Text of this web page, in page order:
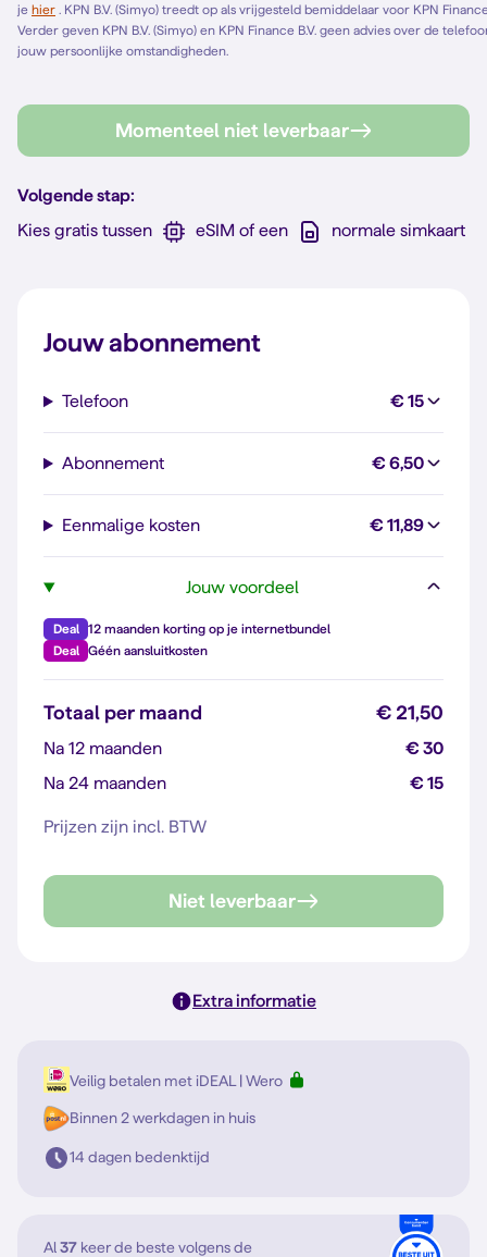
je hier
Verder geven KPN B.V. (Simyo) en KPN Finance B.V. geen advies over de
jouw persoonlijke omstandigheden.
Momenteel niet leverbaar
Volgende stap:
Kies gratis tussen
eSIM of een normale simkaart
Jouw abonnement
Telefoon € 15
Abonnement € 6,50
Eenmalige kosten € 11,89
Jouw voordeel
Deal
12 maanden korting op je internetbundel
Deal
Géén aansluitkosten
Totaal per maand € 21,50
Na 12 maanden
€ 30
Na 24 maanden
€ 15
Prijzen zijn incl. BTW
Niet leverbaar
Extra informatie
Veilig betalen met iDEAL | Wero
Binnen 2 werkdagen in huis
14 dagen bedenktijd
Al37 keer de beste volgens de